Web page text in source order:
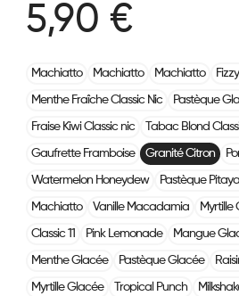
5,90 €
Machiatto Machiatto Machiatto
Menthe Fraîche Classic Nic Pastèque
Fraise Kiwi Classic nic Tabac Blond
Gaufrette Framboise Granité Citron
Watermelon Honeydew Pastèque
Machiatto Vanille Macadamia Myrtille
Classic 11 Pink Lemonade Mangue
Menthe Glacée Pastèque Glacée
Myrtille Glacée Tropical Punch